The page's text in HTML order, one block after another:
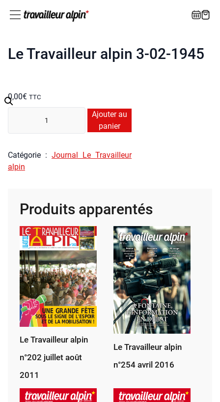
Le Travailleur alpin 3-02-1945
0,00€ TTC
té
Le
Tra­
1945
Ajouter au
panier
Caté­go­rie : Jour­nal Le Tra­vailleur
alpin
Produits apparentés
Le Travailleur alpin
n°202 juillet août
2011
Le Travailleur alpin
n°254 avril 2016